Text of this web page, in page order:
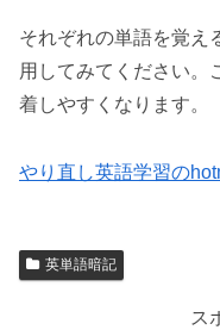
それぞれの単語を覚え
用してみてください。
着しやすくなります。
やり直し英語学習の
英単語暗記
ス